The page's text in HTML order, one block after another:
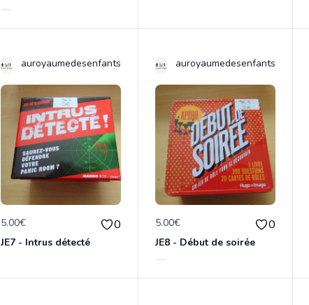
auroyaumedesenfants
5.00€ 0
JE7 - Intrus détecté
auroyaumedesenfants
5.00€ 0
JE8 - Début de soirée